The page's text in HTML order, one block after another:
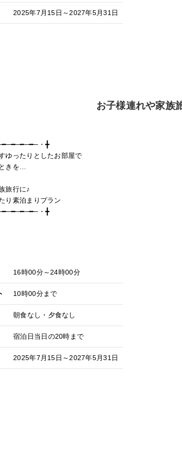
2025年7月15日～2027年5月31日
お子様連れや家族
・╋
ゆったりとしたお部屋で
きを…
旅行に♪
り素泊まりプラン
・╋
16時00分～24時00分
10時00分まで
朝食なし・夕食なし
宿泊日当日の20時まで
2025年7月15日～2027年5月31日